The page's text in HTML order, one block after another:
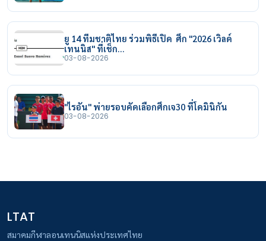
ยู 14 ทีมชาติไทย ร่วมพิธีเปิด ศึก "2026 เวิลด์
เทนนิส" ที่เช็ก…
03-08-2026
"ไรอัน" พ่ายรอบคัดเลือกศึกเจ30 ที่โดมินิกัน
03-08-2026
LTAT
สมาคมกีฬาลอนเทนนิสแห่งประเทศไทย